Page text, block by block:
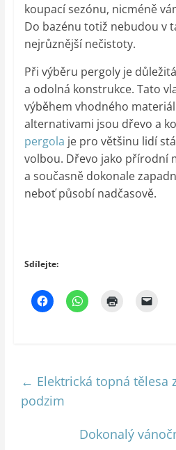
koupací sezónu, nicméně
Do bazénu totiž nebudou v
nejrůznější nečistoty.
Při výběru pergoly je
a odolná konstrukce. Tato
výběhem vhodného
alternativami jsou dřevo a
pergola je pro většinu lidí
volbou. Dřevo jako přírodní
a současně dokonale
neboť působí nadčasově.
Sdílejte:
← Elektrická topná tělesa
podzim
Dokonalý